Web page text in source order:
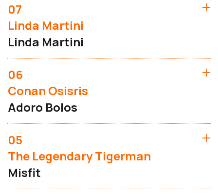
07
Linda Martini
Linda Martini
06
Conan Osisris
Adoro Bolos
05
The Legendary Tigerman
Misfit